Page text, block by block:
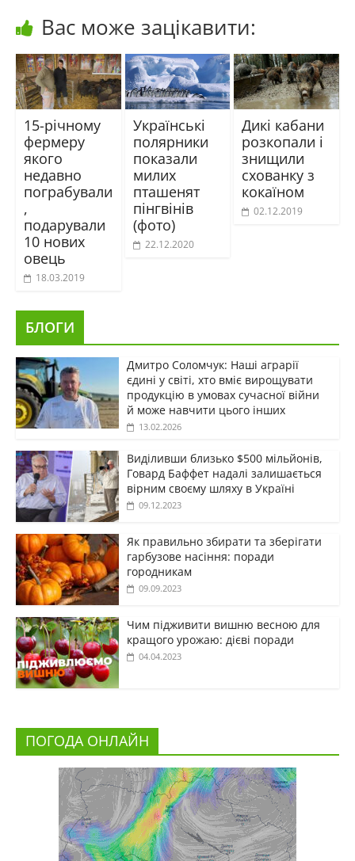
Вас може зацікавити:
15-річному
фермеру
якого
недавно
пограбували
,
подарували
10 нових
овець
18.03.2019
Українські
полярники
показали
милих
пташенят
пінгвінів
(фото)
22.12.2020
Дикі кабани
розкопали і
знищили
схованку з
кокаїном
02.12.2019
БЛОГИ
Дмитро Соломчук: Наші аграрії
єдині у світі, хто вміє вирощувати
продукцію в умовах сучасної війни
й може навчити цього інших
13.02.2026
Виділивши близько $500 мільйонів,
Говард Баффет надалі залишається
вірним своєму шляху в Україні
09.12.2023
Як правильно збирати та зберігати
гарбузове насіння: поради
городникам
09.09.2023
Чим підживити вишню весною для
кращого урожаю: дієві поради
04.04.2023
ПОГОДА ОНЛАЙН